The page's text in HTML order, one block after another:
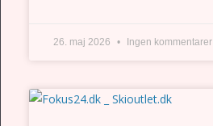
26. maj 2026 Ingen kommentarer